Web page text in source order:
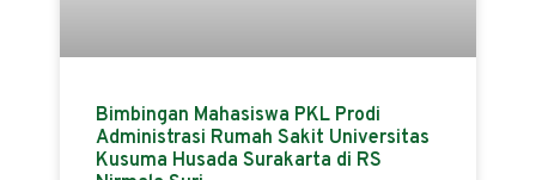
Bimbingan Mahasiswa PKL Prodi
Administrasi Rumah Sakit Universitas
Kusuma Husada Surakarta di RS